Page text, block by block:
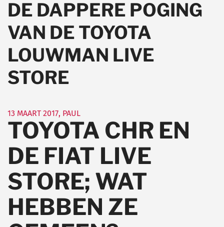
DE DAPPERE POGING
VAN DE TOYOTA
LOUWMAN LIVE
STORE
13 MAART 2017, PAUL
TOYOTA CHR EN
DE FIAT LIVE
STORE; WAT
HEBBEN ZE